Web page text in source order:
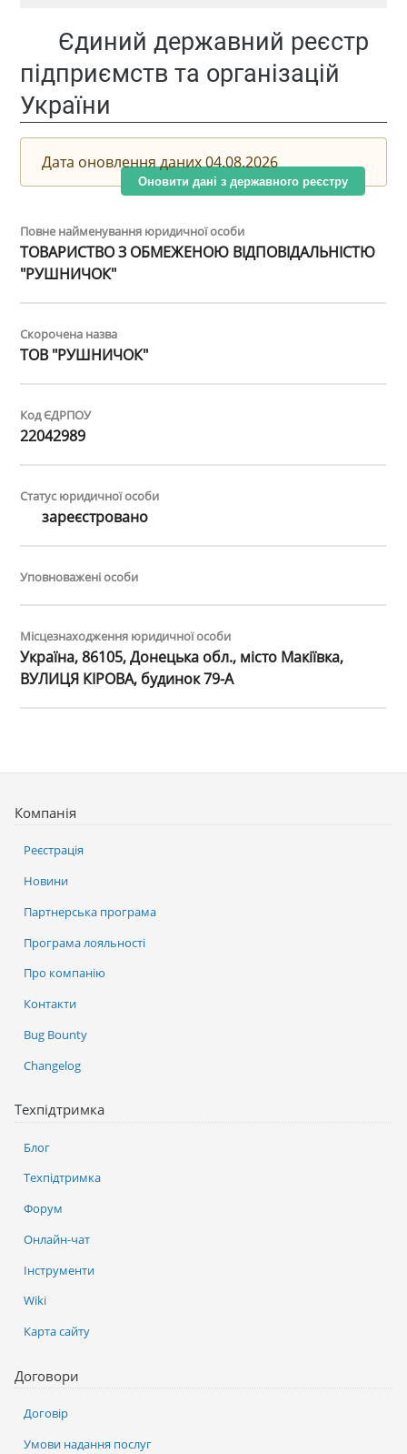
Єдиний державний реєстр
підприємств та організацій
України
Дата оновлення даних 04.08.2026
Оновити дані з державного реєстру
Повне найменування юридичної особи
ТОВАРИСТВО З ОБМЕЖЕНОЮ ВІДПОВІДАЛЬНІСТЮ
"РУШНИЧОК"
Скорочена назва
ТОВ "РУШНИЧОК"
Код ЄДРПОУ
22042989
Статус юридичної особи
зареєстровано
Уповноважені особи
Місцезнаходження юридичної особи
Україна, 86105, Донецька обл., місто Макіївка,
ВУЛИЦЯ КІРОВА, будинок 79-А
Компанія
Реєстрація
Новини
Партнерська програма
Програма лояльності
Про компанію
Контакти
Bug Bounty
Changelog
Техпідтримка
Блог
Техпідтримка
Форум
Онлайн-чат
Інструменти
Wiki
Карта сайту
Договори
Договір
Умови надання послуг